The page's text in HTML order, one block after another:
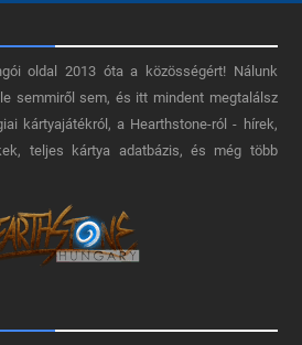
oldal 2013 óta a közösségért! Nálunk
semmiről sem, és itt mindent megtalálsz
kártyajátékról, a Hearthstone-ról - hírek,
teljes kártya adatbázis, és még több